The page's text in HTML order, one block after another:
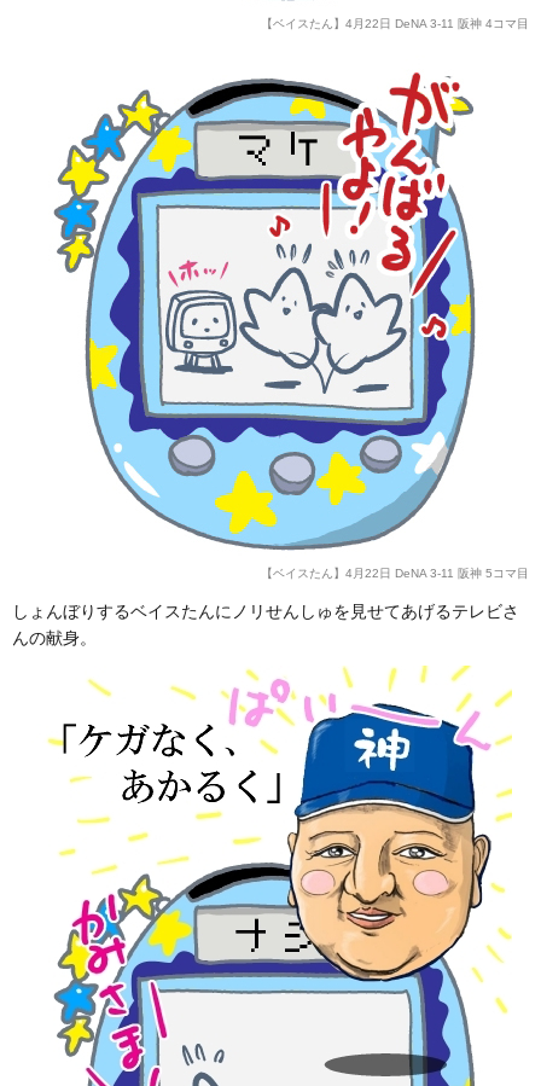
【ベイスたん】4月22日 DeNA 3-11 阪神 4コマ目
【ベイスたん】4月22日 DeNA 3-11 阪神 5コマ目
しょんぼりするベイスたんにノリせんしゅを見せてあげるテレビさ
んの献身。